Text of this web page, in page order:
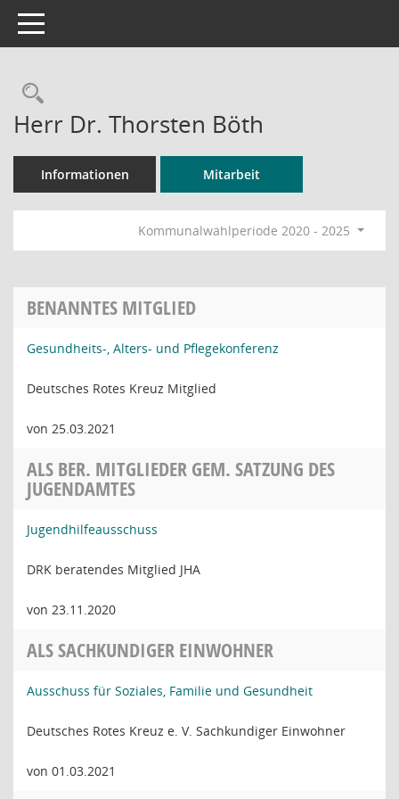
Toggle navigation
Rechercheauswahl
Herr Dr. Thorsten Böth
Informationen Mitarbeit
Kommunalwahlperiode 2020 - 2025
BENANNTES MITGLIED
Gesundheits-, Alters- und Pflegekonferenz
Deutsches Rotes Kreuz Mitglied
von 25.03.2021
ALS BER. MITGLIEDER GEM. SATZUNG DES
JUGENDAMTES
Jugendhilfeausschuss
DRK beratendes Mitglied JHA
von 23.11.2020
ALS SACHKUNDIGER EINWOHNER
Ausschuss für Soziales, Familie und Gesundheit
Deutsches Rotes Kreuz e. V. Sachkundiger Einwohner
von 01.03.2021